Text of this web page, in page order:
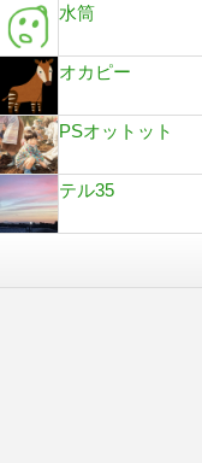
水筒
オカピー
PSオットット
テル35